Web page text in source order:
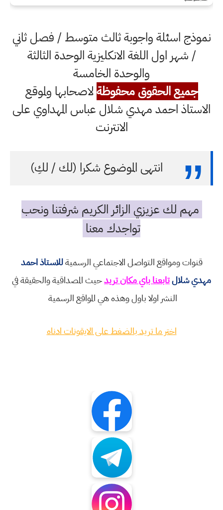
نموذج اسئلة واجوبة ثالث متوسط / فصل ثاني
/ شهر اول اللغة الانكليزية الوحدة الثالثة
والوحدة الخامسة
جميع الحقوق محفوظةلاصحابها ولموقع
الاستاذ احمد مهدي شلال عباس المهداوي على
الانترنت
انتهى الموضوع شكرا (لك / لكِ)
مهم لك عزيزي الزائر الكريم شرفتنا ونحب
تواجدك معنا
قنوات ومواقع التواصل الاجتماعي الرسميةللاستاذ احمد
مهدي شلالتابعنا باي مكان تريدحيث المصداقية والحقيقة في
النشر اولا باول وهذه هي المواقع الرسمية
اختر ما تريد بالضغط على الايقونات ادناه